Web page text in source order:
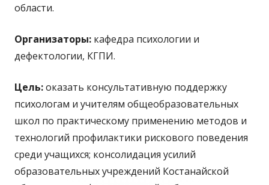
области.
Организаторы: кафедра психологии и
дефектологии, КГПИ.
Цель:оказать консультативную поддержку
психологам и учителям общеобразовательных
школ по практическому применению методов и
технологий профилактики рискового поведения
среди учащихся; консолидация усилий
образовательных учреждений Костанайской